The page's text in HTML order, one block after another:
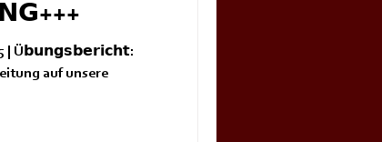
| Ü𝗯𝘂𝗻𝗴𝘀𝗯𝗲𝗿𝗶𝗰𝗵𝘁:
auf unsere